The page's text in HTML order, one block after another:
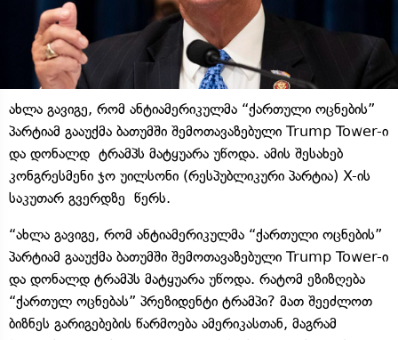
ახლა გავიგე, რომ ანტიამერიკულმა “ქართული ოცნების”
პარტიამ გააუქმა ბათუმში შემოთავაზებული Trump Tower-ი
და დონალდ ტრამპს მატყუარა უწოდა. ამის შესახებ
კონგრესმენი ჯო უილსონი (რესპუბლიკური პარტია) X-ის
საკუთარ გვერდზე წერს.
“ახლა გავიგე, რომ ანტიამერიკულმა “ქართული ოცნების”
პარტიამ გააუქმა ბათუმში შემოთავაზებული Trump Tower-ი
და დონალდ ტრამპს მატყუარა უწოდა. რატომ ეზიზღება
“ქართულ ოცნებას” პრეზიდენტი ტრამპი? მათ შეეძლოთ
ბიზნეს გარიგებების წარმოება ამერიკასთან, მაგრამ